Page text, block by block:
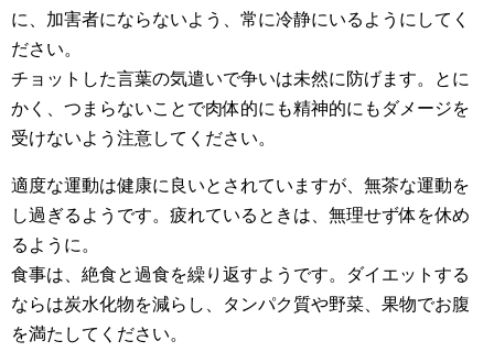
に、加害者にならないよう、常に冷静にいるようにしてく
ださい。
チョットした言葉の気遣いで争いは未然に防げます。とに
かく、つまらないことで肉体的にも精神的にもダメージを
受けないよう注意してください。
適度な運動は健康に良いとされていますが、無茶な運動を
し過ぎるようです。疲れているときは、無理せず体を休め
るように。
食事は、絶食と過食を繰り返すようです。ダイエットする
ならは炭水化物を減らし、タンパク質や野菜、果物でお腹
を満たしてください。